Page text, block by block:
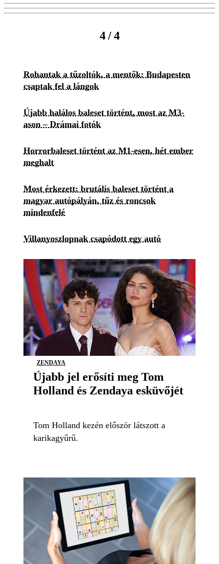
4 / 4
Rohantak a tűzoltók, a mentők: Budapesten
csaptak fel a lángok
Újabb halálos baleset történt, most az M3-
ason – Drámai fotók
Horrorbaleset történt az M1-esen, hét ember
meghalt
Most érkezett: brutális baleset történt a
magyar autópályán, tűz és roncsok
mindenfelé
Villanyoszlopnak csapódott egy autó
ZENDAYA
Újabb jel erősíti meg Tom
Holland és Zendaya esküvőjét
Tom Holland kezén először látszott a
karikagyűrű.